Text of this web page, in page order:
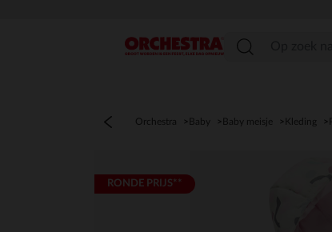
menu
Orchestra Baby Baby meisje Kleding
RONDE PRIJS**